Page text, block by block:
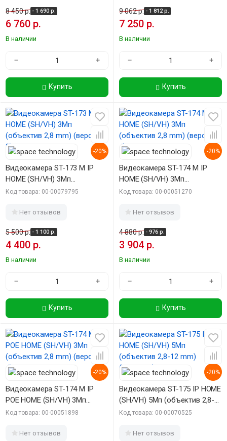
8 450 р. - 1 690 р.
6 760 р.
В наличии
− +
Купить
9 062 р. - 1 812 р.
7 250 р.
В наличии
− +
Купить
-20%
Видеокамера ST-173 M IP
HOME (SH/VH) 3Мп
(объектив 2,8 mm) (версия 2)
Код товара: 00-00079795
Нет отзывов
5 500 р. - 1 100 р.
4 400 р.
В наличии
− +
Купить
-20%
Видеокамера ST-174 M IP
HOME (SH/VH) 3Мп
(объектив 2,8 mm) (версия 4)
Код товара: 00-00051270
Нет отзывов
4 880 р. - 976 р.
3 904 р.
В наличии
− +
Купить
-20%
Видеокамера ST-174 M IP
POE HOME (SH/VH) 3Мп
(объектив 2,8 mm) (версия 4)
Код товара: 00-00051898
Нет отзывов
-20%
Видеокамера ST-175 IP HOME
(SH/VH) 5Мп (объектив 2,8-
12 mm) (версия 5)
Код товара: 00-00070525
Нет отзывов